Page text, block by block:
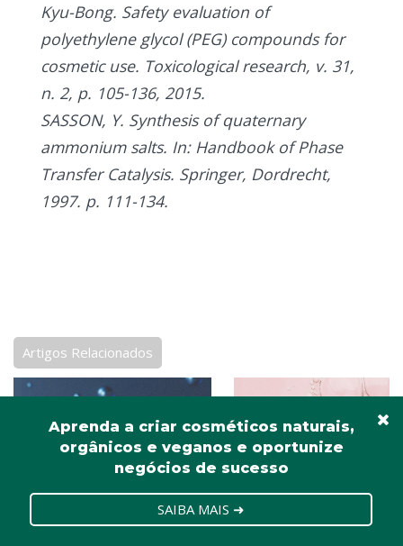
Aprenda a criar cosméticos naturais,
orgânicos e veganos e oportunize
negócios de sucesso
SAIBA MAIS ➜
Kyu-Bong. Safety evaluation of
polyethylene glycol (PEG) compounds for
cosmetic use. Toxicological research, v. 31,
n. 2, p. 105-136, 2015.
SASSON, Y. Synthesis of quaternary
ammonium salts. In: Handbook of Phase
Transfer Catalysis. Springer, Dordrecht,
1997. p. 111-134.
Artigos Relacionados